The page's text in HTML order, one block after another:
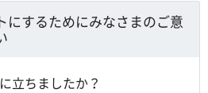
にするためにみなさまのご意
立ちましたか？